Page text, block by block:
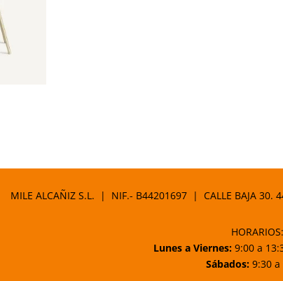
€.MILE ALCAÑIZ S.L. | NIF.- B44201697 | CALLE BAJA 30.
HORARIOS:
Lunes a Viernes:9:00 a
Sábados: 9:30 a